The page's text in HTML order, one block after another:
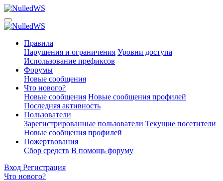
Правила
Нарушения и ограничения Уровни доступа
Использование префиксов
Форумы
Новые сообщения
Что нового?
Новые сообщения Новые сообщения профилей
Последняя активность
Пользователи
Зарегистрированные пользователи Текущие посетители
Новые сообщения профилей
Пожертвования
Сбор средств В помощь форуму
Вход Регистрация
Что нового?